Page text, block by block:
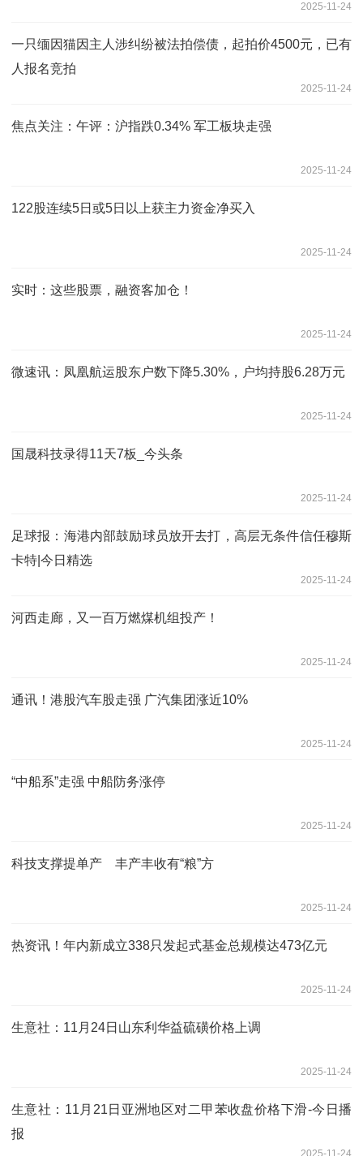
2025-11-24
一只缅因猫因主人涉纠纷被法拍偿债，起拍价4500元，已有
人报名竞拍
2025-11-24
焦点关注：午评：沪指跌0.34% 军工板块走强
2025-11-24
122股连续5日或5日以上获主力资金净买入
2025-11-24
实时：这些股票，融资客加仓！
2025-11-24
微速讯：凤凰航运股东户数下降5.30%，户均持股6.28万元
2025-11-24
国晟科技录得11天7板_今头条
2025-11-24
足球报：海港内部鼓励球员放开去打，高层无条件信任穆斯
卡特|今日精选
2025-11-24
河西走廊，又一百万燃煤机组投产！
2025-11-24
通讯！港股汽车股走强 广汽集团涨近10%
2025-11-24
“中船系”走强 中船防务涨停
2025-11-24
科技支撑提单产 丰产丰收有“粮”方
2025-11-24
热资讯！年内新成立338只发起式基金总规模达473亿元
2025-11-24
生意社：11月24日山东利华益硫磺价格上调
2025-11-24
生意社：11月21日亚洲地区对二甲苯收盘价格下滑-今日播
报